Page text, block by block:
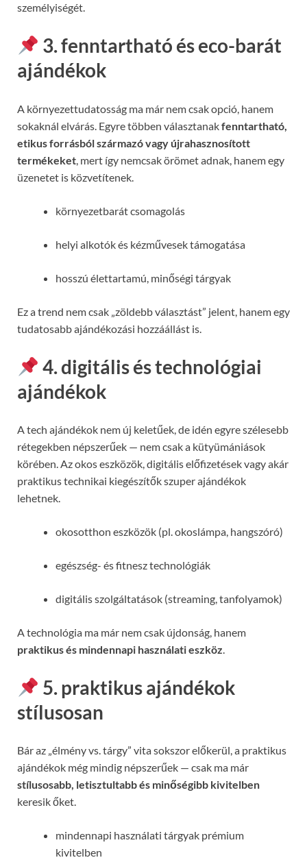
személyiségét.
3. fenntartható és eco-barát
ajándékok
A környezettudatosság ma már nem csak opció, hanem
sokaknál elvárás. Egyre többen választanakfenntartható,
etikus forrásból származó vagy újrahasznosított
termékeket , mert így nemcsak örömet adnak, hanem egy
üzenetet is közvetítenek.
környezetbarát csomagolás
helyi alkotók és kézművesek támogatása
hosszú élettartamú, minőségi tárgyak
Ez a trend nem csak „zöldebb választást” jelent, hanem egy
tudatosabb ajándékozási hozzáállást is.
4. digitális és technológiai
ajándékok
A tech ajándékok nem új keletűek, de idén egyre szélesebb
rétegekben népszerűek — nem csak a kütyümániások
körében. Az okos eszközök, digitális előfizetések vagy akár
praktikus technikai kiegészítők szuper ajándékok
lehetnek.
okosotthon eszközök (pl. okoslámpa, hangszóró)
egészség- és fitnesz technológiák
digitális szolgáltatások (streaming, tanfolyamok)
A technológia ma már nem csak újdonság, hanem
praktikus és mindennapi használati eszköz.
5. praktikus ajándékok
stílusosan
Bár az „élmény vs. tárgy” vita sokszor előkerül, a praktikus
ajándékok még mindig népszerűek — csak ma már
stílusosabb, letisztultabb és minőségibb kivitelben
keresik őket.
mindennapi használati tárgyak prémium
kivitelben